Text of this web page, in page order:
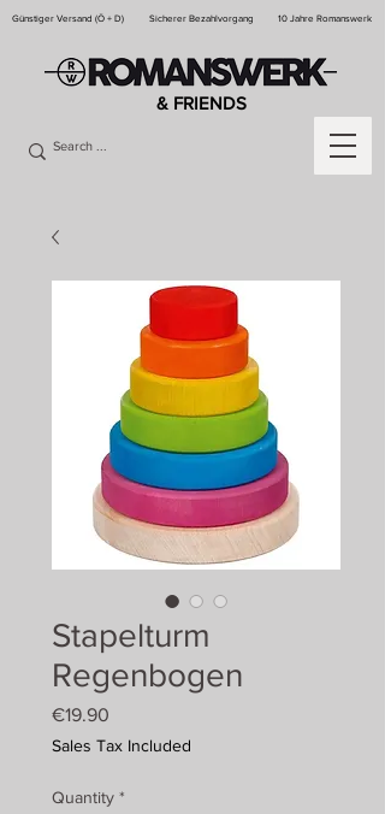
Günstiger Versand (Ö + D) Sicherer Bezahlvorgang 10 Jahre Romanswerk
& FRIENDS
Stapelturm
Regenbogen
€19.90
Sales Tax Included
Quantity *